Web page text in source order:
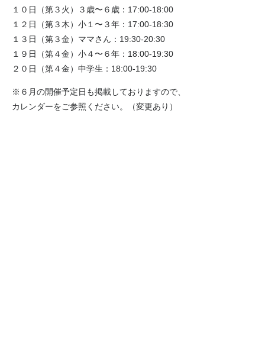
１０日（第３火）３歳〜６歳：17:00-18:00
１２日（第３木）小１〜３年：17:00-18:30
１３日（第３金）ママさん：19:30-20:30
１９日（第４金）小４〜６年：18:00-19:30
２０日（第４金）中学生：18:00-19:30
※６月の開催予定日も掲載しておりますので、
カレンダーをご参照ください。（変更あり）